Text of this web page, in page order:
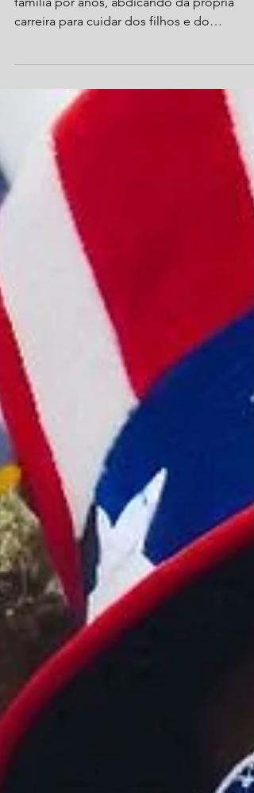
Para as esposas que se dedicaram ao lar e à
família por anos, abdicando da própria